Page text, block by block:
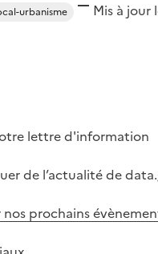
urbanisme Mis à jour
lettre d'information
de l’actualité de
nos prochains